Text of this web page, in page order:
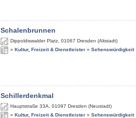
Schalenbrunnen
Dippoldiswalder Platz 01067 Dresden (Altstadt)
» Kultur, Freizeit & Dienstleister » Sehenswürdigkeit
Schillerdenkmal
Hauptstraße 33A 01097 Dresden (Neustadt)
» Kultur, Freizeit & Dienstleister » Sehenswürdigkeit